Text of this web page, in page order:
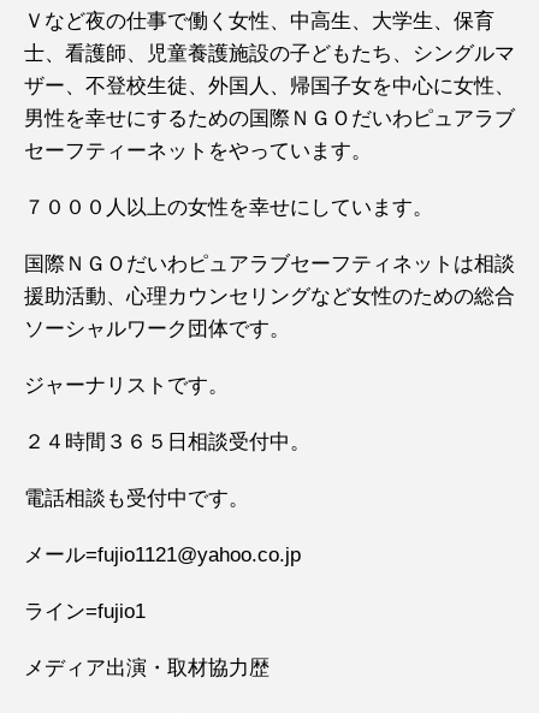
Ｖなど夜の仕事で働く女性、中高生、大学生、保育
士、看護師、児童養護施設の子どもたち、シングルマ
ザー、不登校生徒、外国人、帰国子女を中心に女性、
男性を幸せにするための国際ＮＧＯだいわピュアラブ
セーフティーネットをやっています。
７０００人以上の女性を幸せにしています。
国際ＮＧＯだいわピュアラブセーフティネットは相談
援助活動、心理カウンセリングなど女性のための総合
ソーシャルワーク団体です。
ジャーナリストです。
２４時間３６５日相談受付中。
電話相談も受付中です。
メール=fujio1121@yahoo.co.jp
ライン=fujio1
メディア出演・取材協力歴